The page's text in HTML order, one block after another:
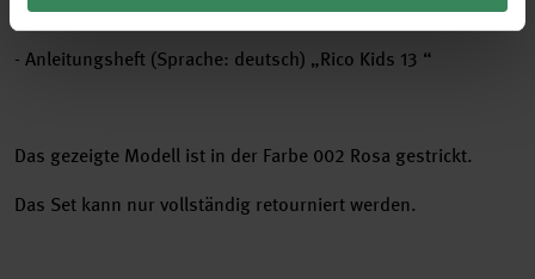
Farbe 1: 1 Knäuel (1 Knäuel – 1 Knäuel – 1 Knäuel)
- Anleitungsheft (Sprache: deutsch) „Rico Kids 13 “
Das gezeigte Modell ist in der Farbe 002 Rosa gestrickt.
Das Set kann nur vollständig retourniert werden.